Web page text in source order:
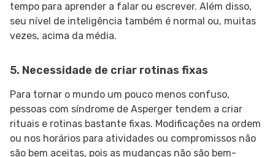
tempo para aprender a falar ou escrever. Além disso,
seu nível de inteligência também é normal ou, muitas
vezes, acima da média.
5. Necessidade de criar rotinas fixas
Para tornar o mundo um pouco menos confuso,
pessoas com síndrome de Asperger tendem a criar
rituais e rotinas bastante fixas. Modificações na ordem
ou nos horários para atividades ou compromissos não
são bem aceitas, pois as mudanças não são bem-